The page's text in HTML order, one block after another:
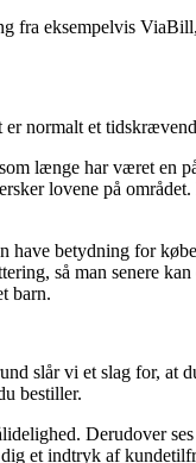
fra eksempelvis
er normalt et
længe har været en
lovene på
have betydning for
så man senere
barn.
slår vi et slag for, at
bestiller.
Derudover
et indtryk af